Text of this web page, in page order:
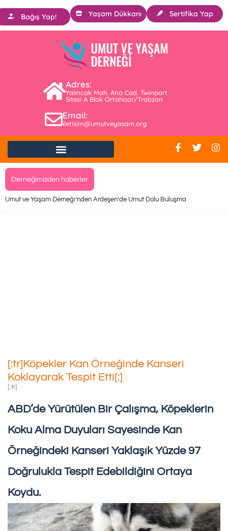
Sertifika Yap
Yaşam Dükkanı
Bağış Yap!
Adres:
Yalıncak Mah. Ana Cad. Twinpart
Sitesi A Blok Ortahisar/Trabzon
Email:
iletisim@umutveyasam.org
Derneğimizden haberler
Umut ve Yaşam Derneği’nden Ardeşen’de Umut Dolu Buluşma
[:tr]Köpekler Kan Örneğinde Kanseri
Koklayarak Tespit Etti[:]
[:tr]
ABD’de Yürütülen Bir Çalışma, Köpeklerin
Koku Alma Duyuları Sayesinde Kan
Örneğindeki Kanseri Yaklaşık Yüzde 97
Doğrulukla Tespit Edebildiğini Ortaya
Koydu.